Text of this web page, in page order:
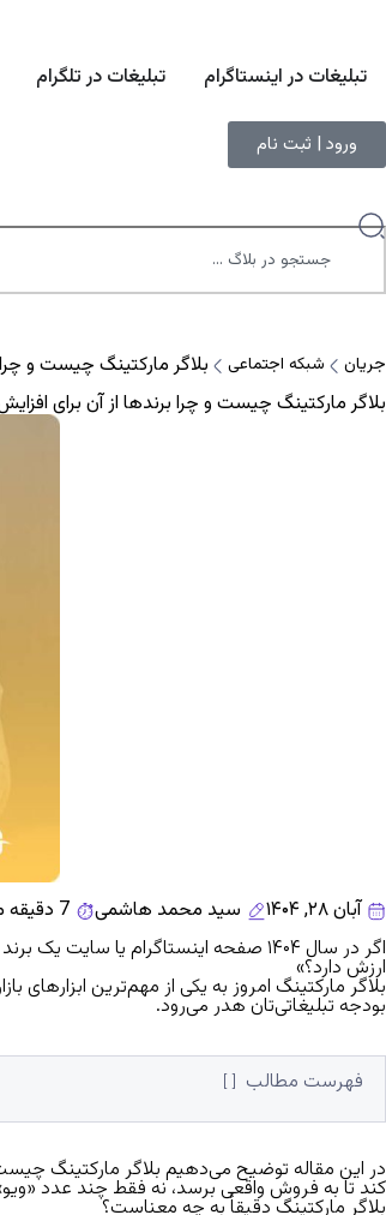
تبلیغات در اینستاگرام تبلیغات در تلگرام
ورود | ثبت نام
جریان شبکه اجتماعی
بلاگر مارکتینگ چیست و چرا
بلاگر مارکتینگ چیست و چرا برندها از آن برای
آبان ۲۸, ۱۴۰۴ سید محمد هاشمی
7 دقیقه مطالعه
اگر در سال ۱۴۰۴ صفحه اینستاگرام
ارزش دارد؟»
بلاگر مارکتینگ امروز به یکی از مهم‌ترین ابزارهای
بودجه تبلیغاتی‌تان هدر می‌رود.
فهرست مطالب
در این مقاله توضیح می‌دهیم بلاگر مارکتینگ
کند تا به فروش واقعی برسد، نه فقط چند عدد
بلاگر مارکتینگ دقیقاً به چه معناست؟